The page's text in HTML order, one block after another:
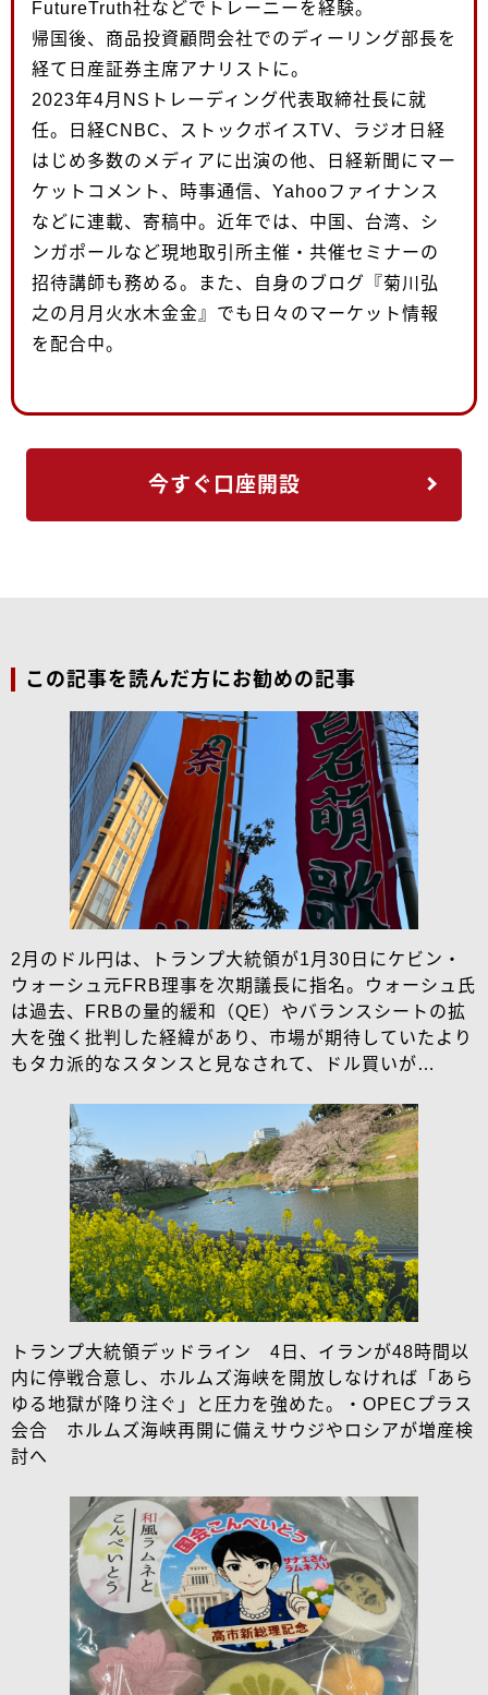
FutureTruth社などでトレーニーを経験。
帰国後、商品投資顧問会社でのディーリング部長を
経て日産証券主席アナリストに。
2023年4月NSトレーディング代表取締社長に就
任。日経CNBC、ストックボイスTV、ラジオ日経
はじめ多数のメディアに出演の他、日経新聞にマー
ケットコメント、時事通信、Yahooファイナンス
などに連載、寄稿中。近年では、中国、台湾、シ
ンガポールなど現地取引所主催・共催セミナーの
招待講師も務める。また、自身のブログ『菊川弘
之の月月火水木金金』でも日々のマーケット情報
を配合中。
今すぐ口座開設
この記事を読んだ方にお勧めの記事
2月のドル円は、トランプ大統領が1月30日にケビン・
ウォーシュ元FRB理事を次期議長に指名。ウォーシュ氏
は過去、FRBの量的緩和（QE）やバランスシートの拡
大を強く批判した経緯があり、市場が期待していたより
もタカ派的なスタンスと見なされて、ドル買いが…
トランプ大統領デッドライン 4日、イランが48時間以
内に停戦合意し、ホルムズ海峡を開放しなければ「あら
ゆる地獄が降り注ぐ」と圧力を強めた。・OPECプラス
会合 ホルムズ海峡再開に備えサウジやロシアが増産検
討へ